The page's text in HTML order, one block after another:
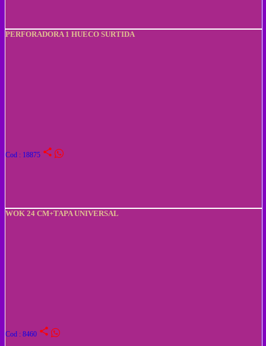
PERFORADORA 1 HUECO SURTIDA
Cod : 18875 share
WOK 24 CM+TAPA UNIVERSAL
Cod : 8460 share